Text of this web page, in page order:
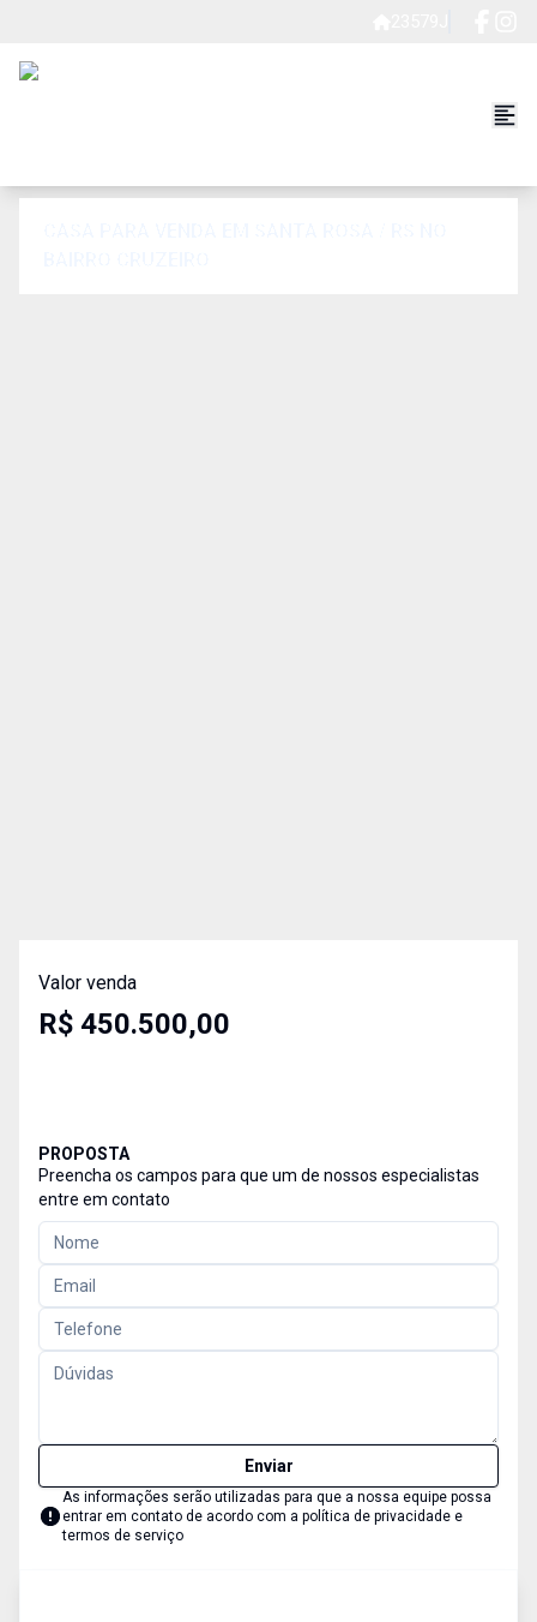
Valor venda
R$ 450.500,00
PROPOSTA
Preencha os campos para que um de nossos especialistas
entre em contato
Enviar
As informações serão utilizadas para que a nossa equipe possa
entrar em contato de acordo com a política de privacidade e
termos de serviço